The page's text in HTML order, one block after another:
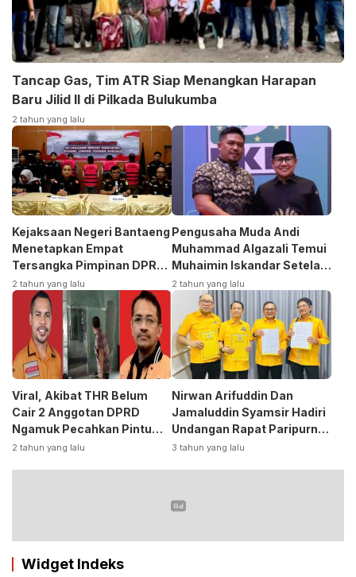
Tancap Gas, Tim ATR Siap Menangkan Harapan
Baru Jilid II di Pilkada Bulukumba
2 tahun yang lalu
Kejaksaan Negeri Bantaeng
Menetapkan Empat
Tersangka Pimpinan DPRD
Kasus Korupsi
2 tahun yang lalu
Pengusaha Muda Andi
Muhammad Algazali Temui
Muhaimin Iskandar Setela
Ambil Formulir Bakal Calon
Bupati ke PKB
2 tahun yang lalu
Viral, Akibat THR Belum
Cair 2 Anggotan DPRD
Ngamuk Pecahkan Pintu
Kaca Kantor
2 tahun yang lalu
Nirwan Arifuddin Dan
Jamaluddin Syamsir Hadiri
Undangan Rapat Paripurna
DPP Partai
3 tahun yang lalu
Widget Indeks